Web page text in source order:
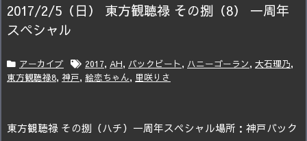
2017/2/5（日） 東方観聴禄 その捌（8） 一周年
スペシャル
アーカイブ 2017, AH, バックビート, ハニーゴーラン, 大石理乃,
東方観聴禄8, 神戸, 絵恋ちゃん, 里咲りさ
東方観聴禄 その捌（ハチ） 一周年スペシャル場所：神戸バック